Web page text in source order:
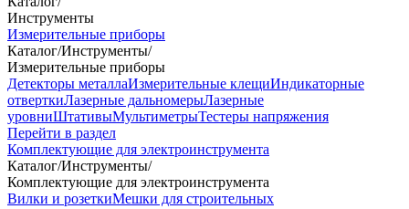
Инструменты
Измерительные приборы
Каталог/Инструменты/
Измерительные приборы
Детекторы металлаИзмерительные клещиИндикаторные
отверткиЛазерные дальномерыЛазерные
уровниШтативыМультиметрыТестеры напряжения
Перейти в раздел
Комплектующие для электроинструмента
Каталог/Инструменты/
Комплектующие для электроинструмента
Вилки и розеткиМешки для строительных